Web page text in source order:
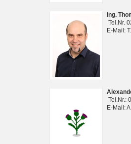
Ing.
Tel.Nr.
E-Mail:
Tel.Nr.:
E-Mail: